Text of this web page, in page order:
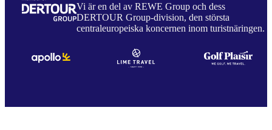
Vi är en del av REWE Group och dess
DERTOUR Group-division, den största
centraleuropeiska koncernen inom turistnäringen.